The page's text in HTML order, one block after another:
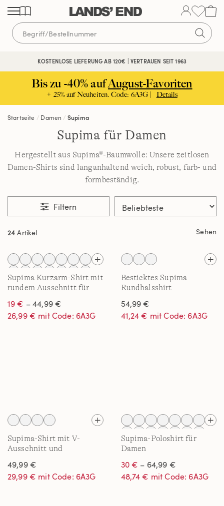
Direkt
zum
Inhalt
Direkt
zur
Navigation
Direkt
zur
Suche
KOSTENLOSE LIEFERUNG AB 120€ | VERTRAUEN SEIT 1963
Bis zu -40% aufAugust-Favoriten
+ 25% auf Neuheiten. Code: 6A3G | Details
Startseite Damen Supima
Supima für Damen
Hergestellt aus Supima®-Baumwolle: Unsere zeitlosen
Damen-Shirts sind langanhaltend weich, robust, farb- und
formbeständig.
Filtern
24 Artikel Sehen
Supima Kurzarm-Shirt mit
rundem Ausschnitt für
19 € – 44,99 €
26,99 € mit Code: 6A3G
Besticktes Supima
Rundhalsshirt
54,99 €
41,24 € mit Code: 6A3G
Supima-Shirt mit V-
Ausschnitt und
49,99 €
29,99 € mit Code: 6A3G
Supima-Poloshirt für
Damen
30 € – 64,99 €
48,74 € mit Code: 6A3G